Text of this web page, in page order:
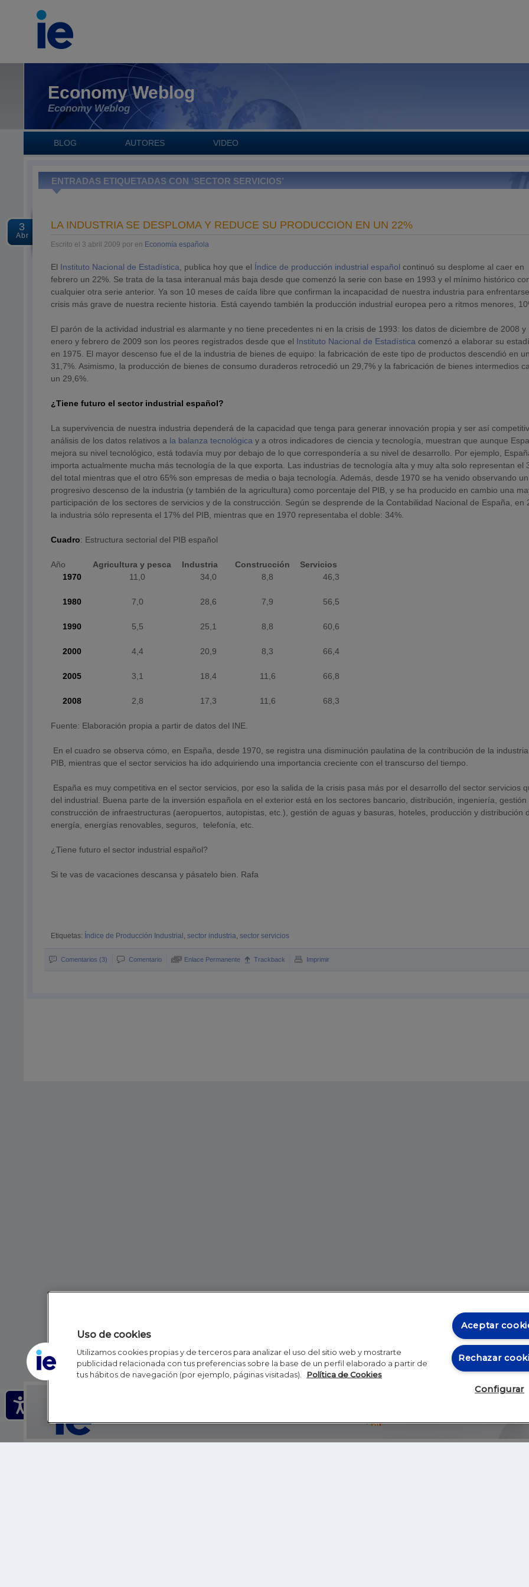
Economy Weblog
Economy Weblog
BLOG AUTORES VIDEO
ENTRADAS ETIQUETADAS CON ‘SECTOR SERVICIOS’
3
Abr
LA INDUSTRIA SE DESPLOMA Y REDUCE SU PRODUCCIÓN EN UN 22%
Escrito el 3 abril 2009 por en Economía española
El Instituto Nacional de Estadística , publica hoy que el Índice de producción industrial español continuó su desplome al caer en
febrero un 22%. Se trata de la tasa interanual más baja desde que comenzó la serie con base en 1993 y el mínimo histórico
cualquier otra serie anterior. Ya son 10 meses de caída libre que confirman la incapacidad de nuestra industria para
crisis más grave de nuestra reciente historia. Está cayendo también la producción industrial europea pero a ritmos menores,
El parón de la actividad industrial es alarmante y no tiene precedentes ni en la crisis de 1993: los datos de diciembre de 2008 y
enero y febrero de 2009 son los peores registrados desde que el Instituto Nacional de Estadística comenzó a elaborar su
en 1975. El mayor descenso fue el de la industria de bienes de equipo: la fabricación de este tipo de productos descendió en
31,7%. Asimismo, la producción de bienes de consumo duraderos retrocedió un 29,7% y la fabricación de bienes intermedios
un 29,6%.
¿Tiene futuro el sector industrial español?
La supervivencia de nuestra industria dependerá de la capacidad que tenga para generar innovación propia y ser así
análisis de los datos relativos a la balanza tecnológicay a otros indicadores de ciencia y tecnología, muestran que aunque
mejora su nivel tecnológico, está todavía muy por debajo de lo que correspondería a su nivel de desarrollo. Por ejemplo,
importa actualmente mucha más tecnología de la que exporta. Las industrias de tecnología alta y muy alta solo representan el
del total mientras que el otro 65% son empresas de media o baja tecnología. Además, desde 1970 se ha venido observando un
progresivo descenso de la industria (y también de la agricultura) como porcentaje del PIB, y se ha producido en cambio una
participación de los sectores de servicios y de la construcción. Según se desprende de la Contabilidad Nacional de España, en
la industria sólo representa el 17% del PIB, mientras que en 1970 representaba el doble: 34%.
Cuadro: Estructura sectorial del PIB español
Año Agricultura y pesca Industria Construcción
Servicios
1970
11,0 34,0 8,8 46,3
1980 7,0 28,6 7,9 56,5
1990 5,5 25,1 8,8 60,6
2000 4,4 20,9 8,3 66,4
2005 3,1 18,4 11,6 66,8
2008 2,8 17,3 11,6 68,3
Fuente: Elaboración propia a partir de datos del INE.
En el cuadro se observa cómo, en España, desde 1970, se registra una disminución paulatina de la contribución de la
PIB, mientras que el sector servicios ha ido adquiriendo una importancia creciente con el transcurso del tiempo.
España es muy competitiva en el sector servicios, por eso la salida de la crisis pasa más por el desarrollo del sector servicios
del industrial. Buena parte de la inversión española en el exterior está en los sectores bancario, distribución, ingeniería, gestión
construcción de infraestructuras (aeropuertos, autopistas, etc.), gestión de aguas y basuras, hoteles, producción y distribución
energía, energías renovables, seguros, telefonía, etc.
¿Tiene futuro el sector industrial español?
Si te vas de vacaciones descansa y pásatelo bien. Rafa
Etiquetas: Índice de Producción Industrial ,sector industria,sector servicios
Comentarios (3) Comentario Enlace Permanente Trackback Imprimir
Inicio RSS
Uso de cookies
Utilizamos cookies propias y de terceros para analizar el uso del sitio web y mostrarte
publicidad relacionada con tus preferencias sobre la base de un perfil elaborado a partir de
tus hábitos de navegación (por ejemplo, páginas visitadas).
Política de Cookies
Aceptar
Rechazar
Configurar